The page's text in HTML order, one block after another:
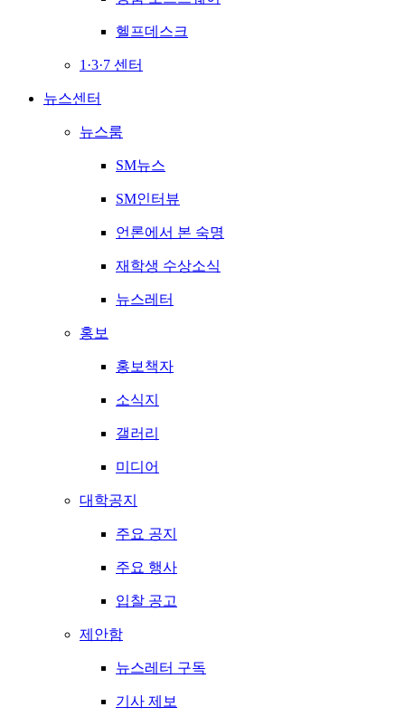
헬프데스크
1·3·7 센터
뉴스센터
뉴스룸
SM뉴스
SM인터뷰
언론에서 본 숙명
재학생 수상소식
뉴스레터
홍보
홍보책자
소식지
갤러리
미디어
대학공지
주요 공지
주요 행사
입찰 공고
제안함
뉴스레터 구독
기사 제보